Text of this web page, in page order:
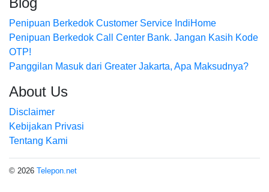
Penipuan Berkedok Customer Service IndiHome
Penipuan Berkedok Call Center Bank. Jangan Kasih Kode
OTP!
Panggilan Masuk dari Greater Jakarta, Apa Maksudnya?
About Us
Disclaimer
Kebijakan Privasi
Tentang Kami
© 2026 Telepon.net